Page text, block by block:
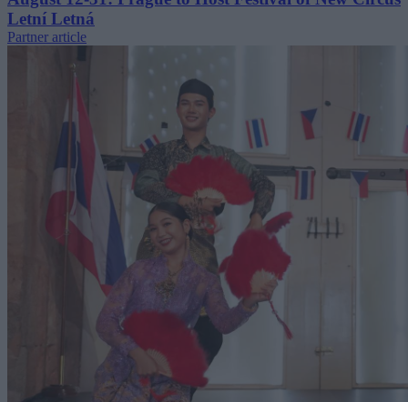
Letní Letná
Partner article